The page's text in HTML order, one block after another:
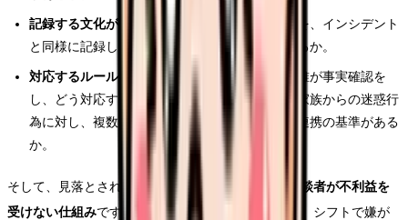
記録する文化があるか
：暴言・暴力・迷惑行為を、インシデント
と同様に記録し、再発防止に活かす仕組みがあるか。
対応するルールがあるか ：相談があった時に、誰が事実確認を
し、どう対応するかが決まっているか。患者・家族からの迷惑行
為に対し、複数対応や上長介入、事務・警備の連携の基準がある
か。
そして、見落とされがちですが最も重要なのが、 相談者が不利益を
受けない仕組みです。相談したことで評価が下がる、シフトで嫌が